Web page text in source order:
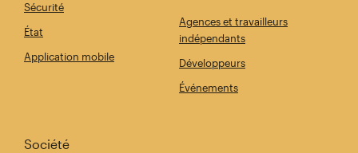
Sécurité
État
Application mobile
Agences et travailleurs
indépendants
Développeurs
Événements
Société